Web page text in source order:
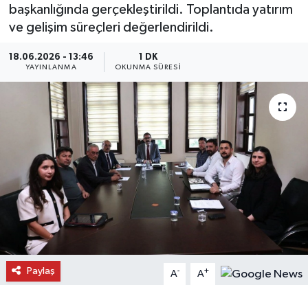
başkanlığında gerçekleştirildi. Toplantıda yatırım
ve gelişim süreçleri değerlendirildi.
18.06.2026 - 13:46
YAYINLANMA
1 DK
OKUNMA SÜRESI
Paylaş A- A+
Çatalzeytin Haberleri
Cide Haberleri
Daday Haberleri
Devrekani Haberleri
Doğanyurt Haberleri
Hanönü Haberleri
İhsangazi Haberleri
İnebolu Haberleri